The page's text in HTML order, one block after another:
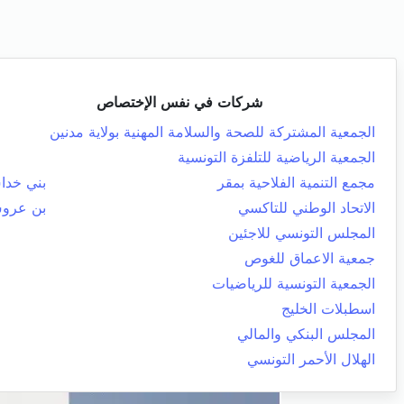
شركات في نفس الإختصاص
الجمعية المشتركة للصحة والسلامة المهنية بولاية مدنين
الجمعية الرياضية للتلفزة التونسية
مجمع التنمية الفلاحية بمقر
بني
الاتحاد الوطني للتاكسي
بن
المجلس التونسي للاجئين
جمعية الاعماق للغوص
الجمعية التونسية للرياضيات
اسطبلات الخليج
المجلس البنكي والمالي
الهلال الأحمر التونسي